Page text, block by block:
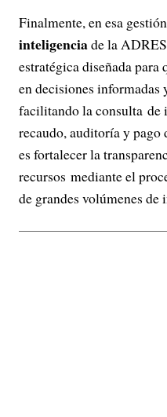
Finalmente, en esa
inteligenciade la
estratégica diseñada para
en decisiones informadas
facilitando la consulta de
recaudo, auditoría y pago
es fortalecer la
recursos mediante el
de grandes volúmenes de